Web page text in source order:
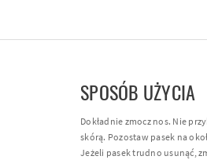
SPOSÓB UŻYCIA
Dokładnie zmocz nos. Nie
skórą. Pozostaw pasek na
Jeżeli pasek trudno usunąć,